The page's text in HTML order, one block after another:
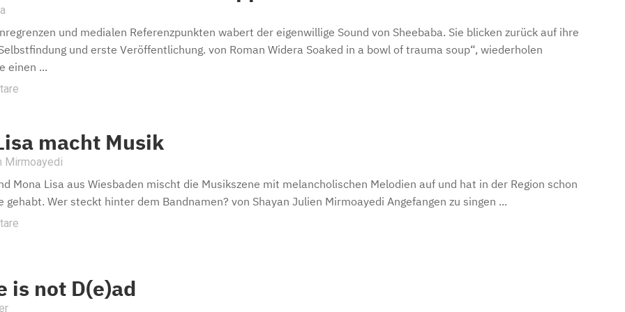
und medialen Referenzpunkten wabert der eigenwillige Sound von Sheebaba. Sie blicken zurück auf ihre
und erste Veröffentlichung. von Roman Widera Soaked in a bowl of trauma soup“, wiederholen
einen ...
macht Musik
Mirmoayedi
Mona Lisa aus Wiesbaden mischt die Musikszene mit melancholischen Melodien auf und hat in der Region schon
Wer steckt hinter dem Bandnamen? von Shayan Julien Mirmoayedi Angefangen zu singen ...
is not D(e)ad